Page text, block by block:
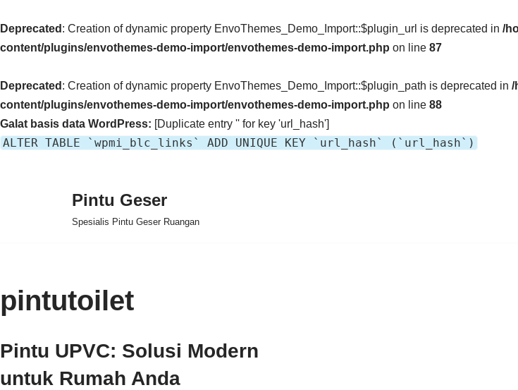
Deprecated : Creation of dynamic property EnvoThemes_Demo_Import::$plugin_url is deprecated in /
content/plugins/envothemes-demo-import/envothemes-demo-import.php on line 87
Deprecated : Creation of dynamic property EnvoThemes_Demo_Import::$plugin_path is deprecated in /
content/plugins/envothemes-demo-import/envothemes-demo-import.php on line 88
Galat basis data WordPress: [Duplicate entry '' for key 'url_hash']
ALTER TABLE `wpmi_blc_links` ADD UNIQUE KEY `url_hash` (`url_hash`)
Pintu Geser
Spesialis Pintu Geser Ruangan
pintutoilet
Pintu UPVC: Solusi Modern
untuk Rumah Anda